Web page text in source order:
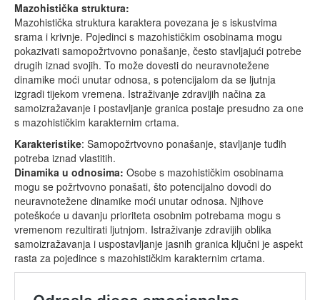
Mazohistička struktura:
Mazohistička struktura karaktera povezana je s iskustvima
srama i krivnje. Pojedinci s mazohističkim osobinama mogu
pokazivati samopožrtvovno ponašanje, često stavljajući potrebe
drugih iznad svojih. To može dovesti do neuravnotežene
dinamike moći unutar odnosa, s potencijalom da se ljutnja
izgradi tijekom vremena. Istraživanje zdravijih načina za
samoizražavanje i postavljanje granica postaje presudno za one
s mazohističkim karakternim crtama.
Karakteristike: Samopožrtvovno ponašanje, stavljanje tuđih
potreba iznad vlastitih.
Dinamika u odnosima: Osobe s mazohističkim osobinama
mogu se požrtvovno ponašati, što potencijalno dovodi do
neuravnotežene dinamike moći unutar odnosa. Njihove
poteškoće u davanju prioriteta osobnim potrebama mogu s
vremenom rezultirati ljutnjom. Istraživanje zdravijih oblika
samoizražavanja i uspostavljanje jasnih granica ključni je aspekt
rasta za pojedince s mazohističkim karakternim crtama.